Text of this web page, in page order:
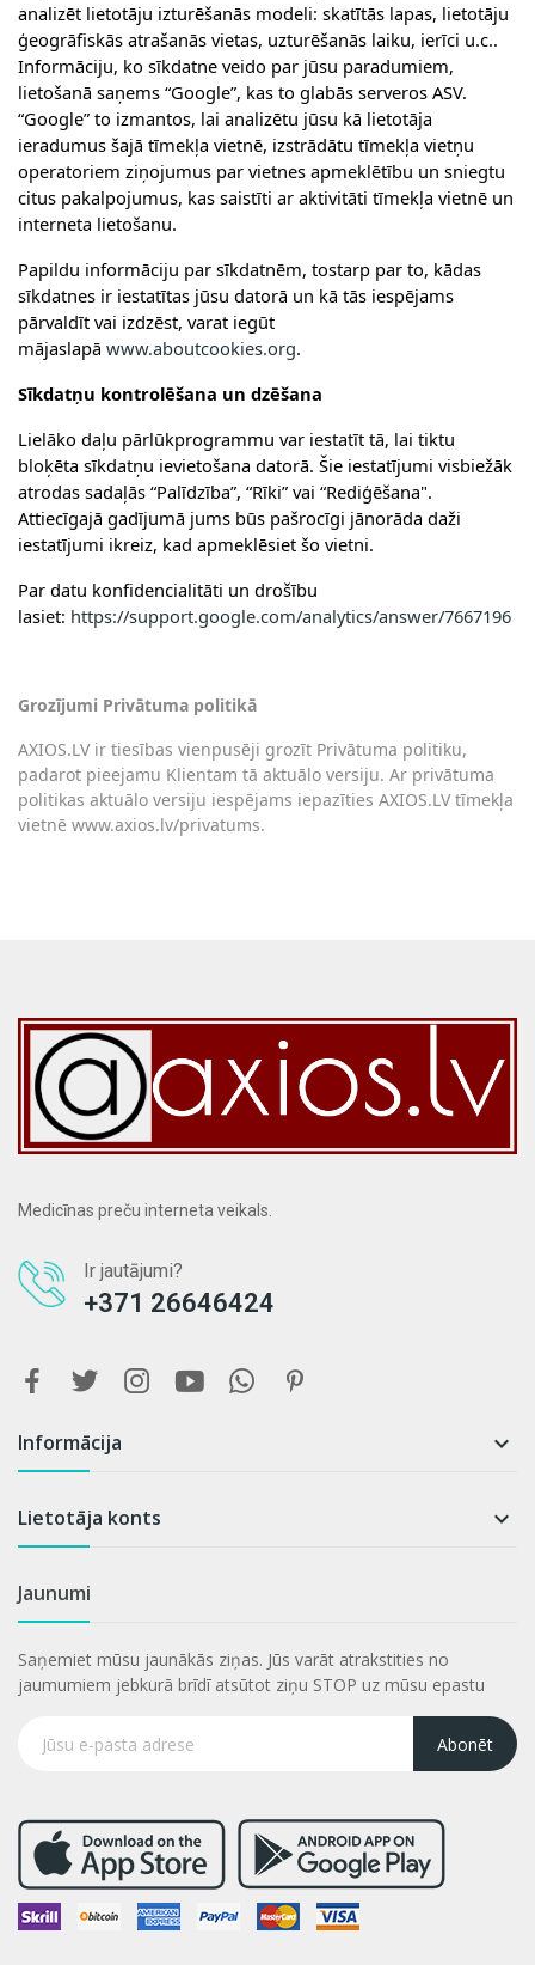
analizēt lietotāju izturēšanās modeli: skatītās lapas, lietotāju
ģeogrāfiskās atrašanās vietas, uzturēšanās laiku, ierīci u.c..
Informāciju, ko sīkdatne veido par jūsu paradumiem,
lietošanā saņems “Google”, kas to glabās serveros ASV.
“Google” to izmantos, lai analizētu jūsu kā lietotāja
ieradumus šajā tīmekļa vietnē, izstrādātu tīmekļa vietņu
operatoriem ziņojumus par vietnes apmeklētību un sniegtu
citus pakalpojumus, kas saistīti ar aktivitāti tīmekļa vietnē un
interneta lietošanu.
Papildu informāciju par sīkdatnēm, tostarp par to, kādas
sīkdatnes ir iestatītas jūsu datorā un kā tās iespējams
pārvaldīt vai izdzēst, varat iegūt
mājaslapā www.aboutcookies.org.
Sīkdatņu kontrolēšana un dzēšana
Lielāko daļu pārlūkprogrammu var iestatīt tā, lai tiktu
bloķēta sīkdatņu ievietošana datorā. Šie iestatījumi visbiežāk
atrodas sadaļās “Palīdzība”, “Rīki” vai “Rediģēšana".
Attiecīgajā gadījumā jums būs pašrocīgi jānorāda daži
iestatījumi ikreiz, kad apmeklēsiet šo vietni.
Par datu konfidencialitāti un drošību
lasiet: https://support.google.com/analytics/answer/7667196
Grozījumi Privātuma politikā
AXIOS.LV ir tiesības vienpusēji grozīt Privātuma politiku,
padarot pieejamu Klientam tā aktuālo versiju. Ar privātuma
politikas aktuālo versiju iespējams iepazīties AXIOS.LV tīmekļa
vietnē www.axios.lv/privatums.
Medicīnas preču interneta veikals.
Ir jautājumi?
+371 26646424
Informācija 
Lietotāja konts 
Jaunumi
Saņemiet mūsu jaunākās ziņas. Jūs varāt atrakstities no
jaumumiem jebkurā brīdī atsūtot ziņu STOP uz mūsu epastu
Abonēt